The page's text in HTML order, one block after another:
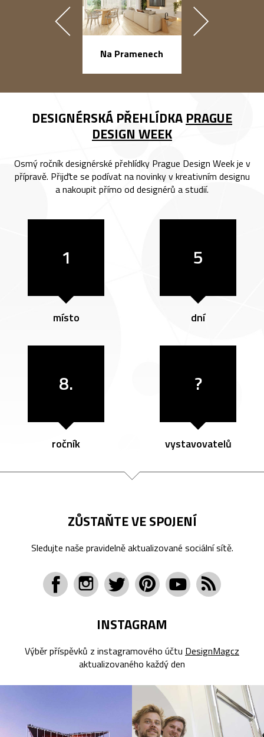
Na Pramenech
DESIGNÉRSKÁ PŘEHLÍDKA PRAGUE
DESIGN WEEK
Osmý ročník designérské přehlídky Prague Design Week je v
přípravě. Přijďte se podívat na novinky v kreativním designu
a nakoupit přímo od designérů a studií.
1
místo
5
dní
8.
ročník
?
vystavovatelů
ZŮSTAŇTE VE SPOJENÍ
Sledujte naše pravidelně aktualizované sociální sítě.
INSTAGRAM
Výběr příspěvků z instagramového účtu DesignMagcz
aktualizovaného každý den